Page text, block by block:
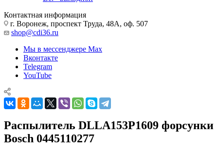
Контактная информация
г. Воронеж, проспект Труда, 48А, оф. 507
shop@cdi36.ru
Мы в мессенджере Max
Вконтакте
Telegram
YouTube
Распылитель DLLA153P1609 форсунки
Bosch 0445110277